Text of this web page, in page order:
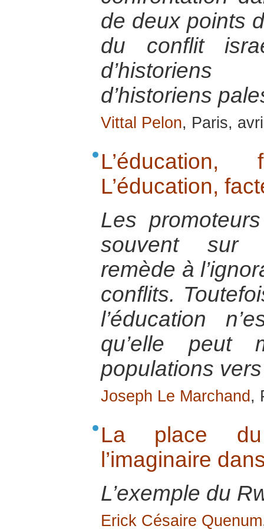
de deux points
du conflit
d’historiens
Vittal Pelon, Paris,
L’éducation,
Les
souvent sur
remède à
conflits.
l’éducation
qu’elle peut
populations
Joseph Le Marchand ,
La place
l’imaginaire
L’exemple du
Erick Césaire Quenum